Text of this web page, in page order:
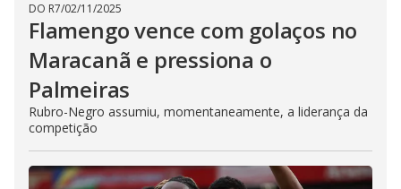
DO R7/02/11/2025
Flamengo vence com golaços no
Maracanã e pressiona o
Palmeiras
Rubro-Negro assumiu, momentaneamente, a liderança da
competição